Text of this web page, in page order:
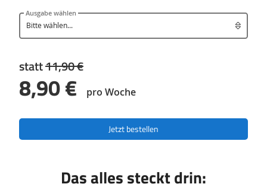
Ausgabe wählen
statt11,90 €
8,90 € pro Woche
Jetzt bestellen
Das alles steckt drin: